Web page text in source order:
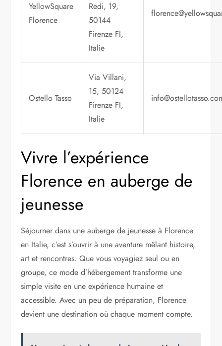
YellowSquare
Florence
Redi, 19,
50144
Firenze FI,
Italie
Ostello Tasso
Via Villani,
15, 50124
Firenze FI,
Italie
Vivre l’expérience
Florence en auberge de
jeunesse
Séjourner dans une auberge de jeunesse à Florence
en Italie, c’est s’ouvrir à une aventure mêlant histoire,
art et rencontres. Que vous voyagiez seul ou en
groupe, ce mode d’hébergement transforme une
simple visite en une expérience humaine et
accessible. Avec un peu de préparation, Florence
devient une destination où chaque moment compte.